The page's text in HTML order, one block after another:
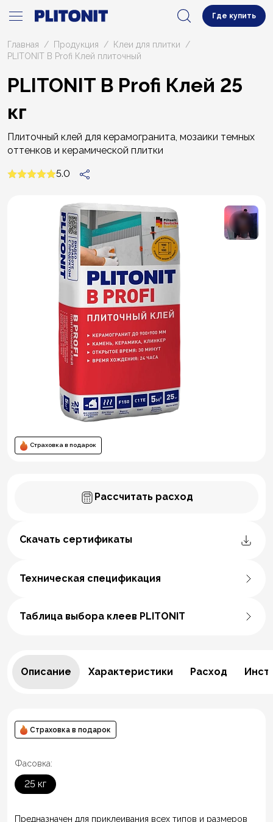
Где купить
Главная Продукция
Клеи для плитки
PLITONIT В Profi Клей плиточный
PLITONIT В Profi Клей 25
кг
Плиточный клей для керамогранита, мозаики темных
оттенков и керамической плитки
5.0
Страховка в подарок
Рассчитать расход
Скачать сертификаты
Техническая спецификация
Таблица выбора клеев PLITONIT
Описание Характеристики Расход
Страховка в подарок
Фасовка:
25 кг
Предназначен для приклеивания всех типов и размеров